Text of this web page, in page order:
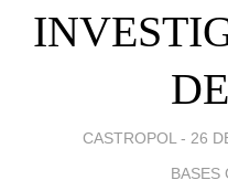
CASTROPOL - 26
BASES